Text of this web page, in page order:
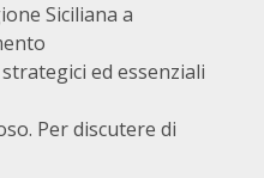
Siciliana a
ed essenziali
Per discutere di